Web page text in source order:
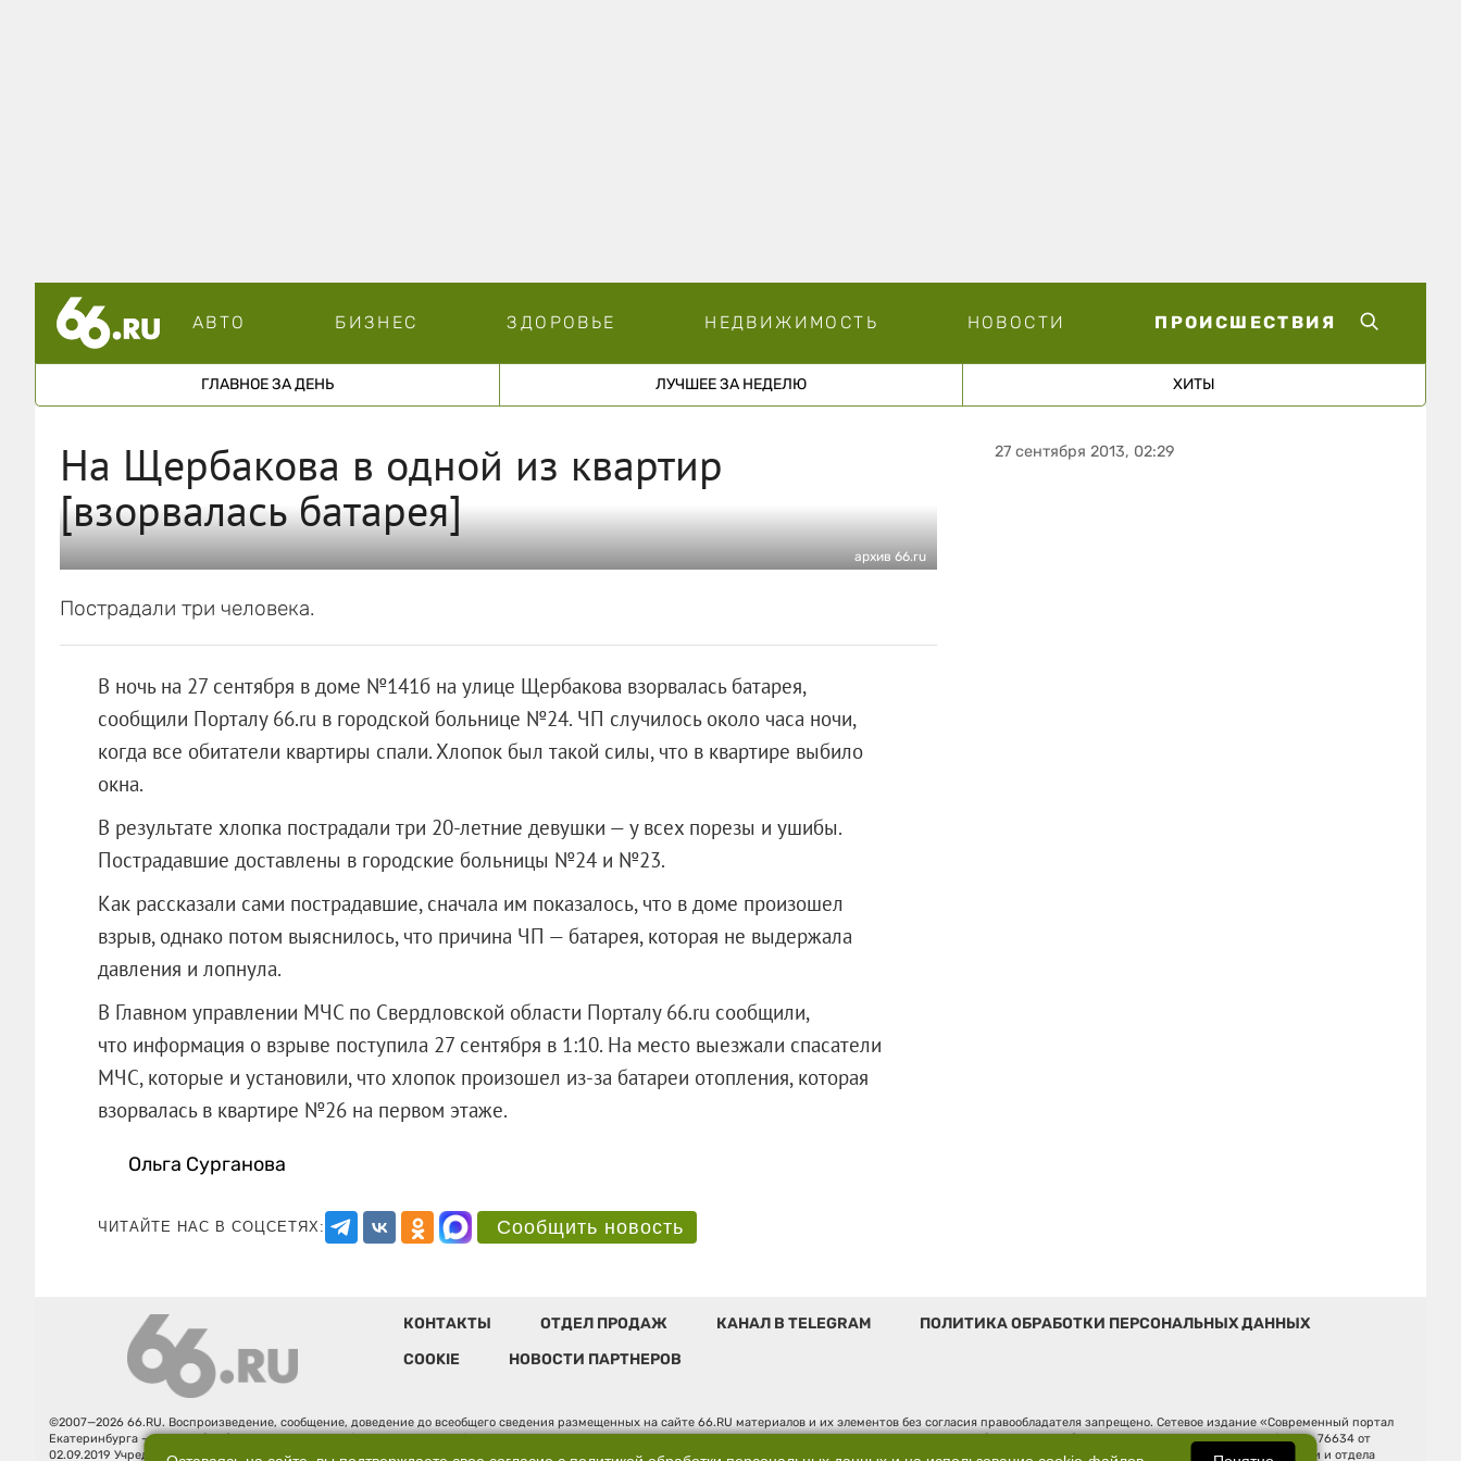
АВТО БИЗНЕС ЗДОРОВЬЕ НЕДВИЖИМОСТЬ НОВОСТИ ПРОИСШЕСТВИЯ
ГЛАВНОЕ ЗА ДЕНЬ ЛУЧШЕЕ ЗА НЕДЕЛЮ ХИТЫ
На Щербакова в одной из квартир
[взорвалась батарея]
архив 66.ru
Пострадали три человека.
В ночь на 27 сентября в доме №141б на улице Щербакова взорвалась батарея,
сообщили Порталу 66.ru в городской больнице №24. ЧП случилось около часа ночи,
когда все обитатели квартиры спали. Хлопок был такой силы, что в квартире выбило
окна.
В результате хлопка пострадали три 20-летние девушки — у всех порезы и ушибы.
Пострадавшие доставлены в городские больницы №24 и №23.
Как рассказали сами пострадавшие, сначала им показалось, что в доме произошел
взрыв, однако потом выяснилось, что причина ЧП — батарея, которая не выдержала
давления и лопнула.
В Главном управлении МЧС по Свердловской области Порталу 66.ru сообщили,
что информация о взрыве поступила 27 сентября в 1:10. На место выезжали спасатели
МЧС, которые и установили, что хлопок произошел из-за батареи отопления, которая
взорвалась в квартире №26 на первом этаже.
Ольга Сурганова
ЧИТАЙТЕ НАС В СОЦСЕТЯХ: Сообщить новость
27 сентября 2013, 02:29
КОНТАКТЫ ОТДЕЛ ПРОДАЖ КАНАЛ В TELEGRAM
ПОЛИТИКА ОБРАБОТКИ ПЕРСОНАЛЬНЫХ ДАННЫХ
COOKIE
НОВОСТИ ПАРТНЕРОВ
©2007—2026 66.RU. Воспроизведение, сообщение, доведение до всеобщего сведения размещенных на сайте 66.RU материалов и их элементов без согласия правообладателя запрещено. Сетевое издание «Современный портал
Екатеринбурга — «66.ru» (18+) зарегистрировано Федеральной службой по надзору в сфере связи, информационных технологий и массовых коммуникаций (Роскомнадзор). Регистрационный номер ЭЛ № ФС 77 - 76634 от
02.09.2019 Учредитель: Общество с ограниченной ответственностью "66.ру". Юридический адрес: 620014, Свердловская обл., г. Екатеринбург, ул. Бориса Ельцина, строение 3, оф. 7015 Фактический адрес редакции и отдела